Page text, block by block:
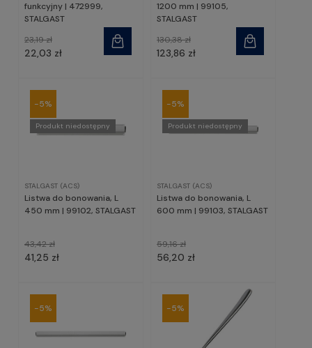
funkcyjny | 472999,
STALGAST
22,03 zł
23,19 zł
1200 mm | 99105,
STALGAST
123,86 zł
130,38 zł
STALGAST (ACS)
Listwa do bonowania, L
450 mm | 99102, STALGAST
41,25 zł
43,42 zł
-5%
Produkt niedostępny
STALGAST (ACS)
Listwa do bonowania, L
600 mm | 99103, STALGAST
56,20 zł
59,16 zł
-5%
Produkt niedostępny
-5% -5%